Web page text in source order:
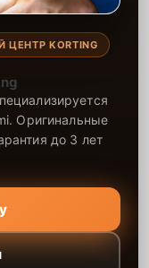
KORTING
Оригинальные
до 3 лет